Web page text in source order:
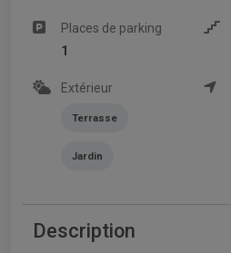
Places de parking
1
Extérieur
Terrasse
Jardin
Description